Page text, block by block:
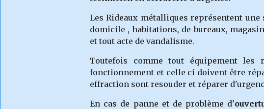
Les Rideaux métalliques représentent
domicile , habitations, de bureaux,
et tout acte de vandalisme.
Toutefois comme tout équipement
fonctionnement et celle ci doivent être
effraction sont resouder et réparer
En cas de panne et de problème d'